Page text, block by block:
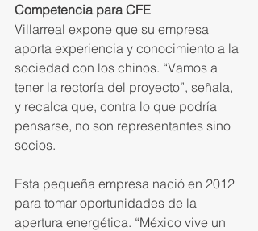
Competencia para CFE
Villarreal expone que su empresa
aporta experiencia y conocimiento a la
sociedad con los chinos. “Vamos a
tener la rectoría del proyec­to”, señala,
y recalca que, contra lo que podría
pensarse, no son representantes sino
socios.
Esta pequeña empresa nació en 2012
para tomar oportunidades de la
apertura energética. “Mé­xico vive un